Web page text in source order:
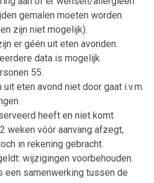
gemalen moeten worden
zijn niet mogelijk).
er géén uit eten avonden.
data is mogelijk.
55.
uit eten avond niet door gaat i.v.m.
heeft en niet komt
weken vóór aanvang afzegt,
in rekening gebracht.
wijzigingen voorbehouden.
een samenwerking tussen de